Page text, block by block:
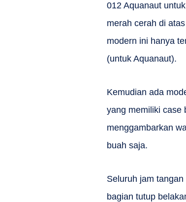
012 Aquanaut
merah cerah di
modern ini hanya
(untuk Aquanaut).
Kemudian ada
yang memiliki case
menggambarkan
buah saja.
Seluruh jam
bagian tutup